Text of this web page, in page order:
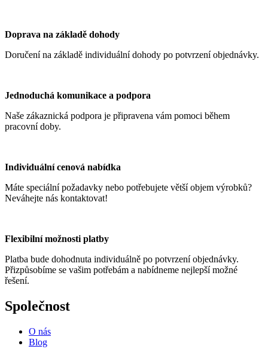
lze
Doprava na základě dohody
Doručení na základě individuální dohody po potvrzení objednávky.
Jednoduchá komunikace a podpora
Naše zákaznická podpora je připravena vám pomoci během
pracovní doby.
Individuální cenová nabídka
Máte speciální požadavky nebo potřebujete větší objem výrobků?
Neváhejte nás kontaktovat!
Flexibilní možnosti platby
Platba bude dohodnuta individuálně po potvrzení objednávky.
Přizpůsobíme se vašim potřebám a nabídneme nejlepší možné
řešení.
Společnost
O nás
Blog